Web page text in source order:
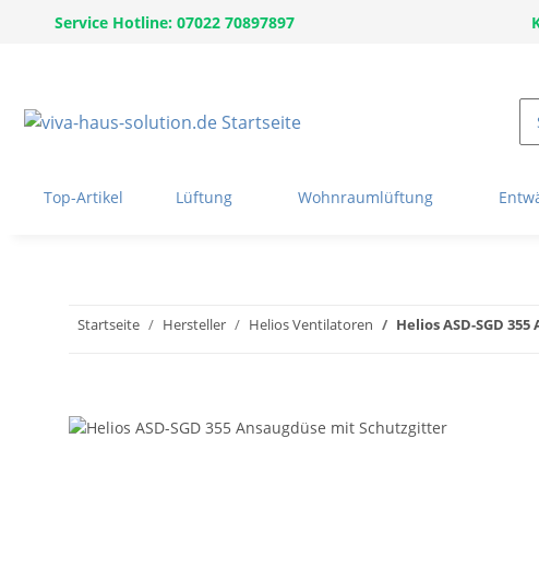
Service Hotline: 07022 70897897
Top-Artikel Lüftung Wohnraumlüftung
Startseite Hersteller Helios Ventilatoren Helios ASD-SGD